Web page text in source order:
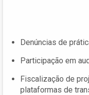
Denúncias de
Participação em
Fiscalização de
plataformas de